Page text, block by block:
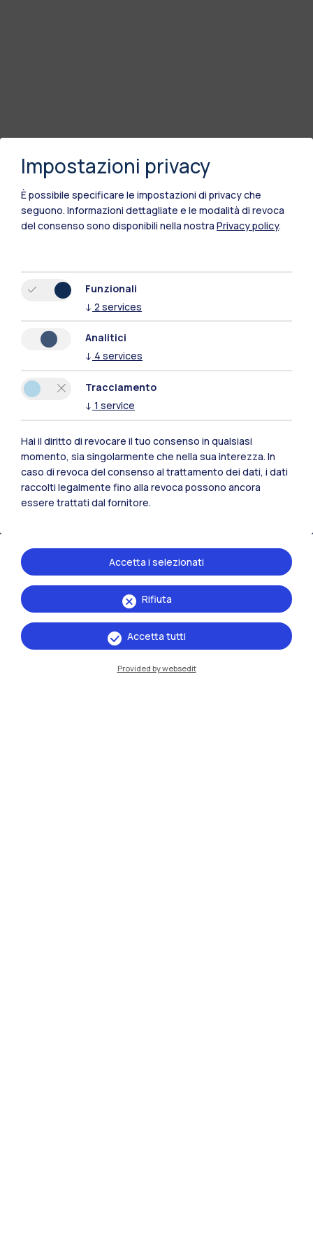
Polimi Community
Tutti i siti dell’ecosistema
Residenze Frontiere
Impostazioni privacy
È possibile specificare le impostazioni di privacy che
seguono. Informazioni dettagliate e le modalità di revoca
del consenso sono disponibili nella nostra Privacy policy.
Funzionali
↓ 2 services
Analitici
↓ 4 services
Tracciamento
↓ 1 service
Hai il diritto di revocare il tuo consenso in qualsiasi
momento, sia singolarmente che nella sua interezza. In
caso di revoca del consenso al trattamento dei dati, i dati
raccolti legalmente fino alla revoca possono ancora
essere trattati dal fornitore.
Rifiuta
Accetta i selezionati
Accetta tutti
Provided by websedit